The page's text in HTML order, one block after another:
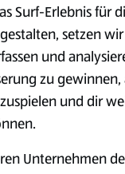
20 %
€² 3,49 €
Surf-Erlebnis für
setzen wir
und
zu gewinnen,
und dir
Unternehmen